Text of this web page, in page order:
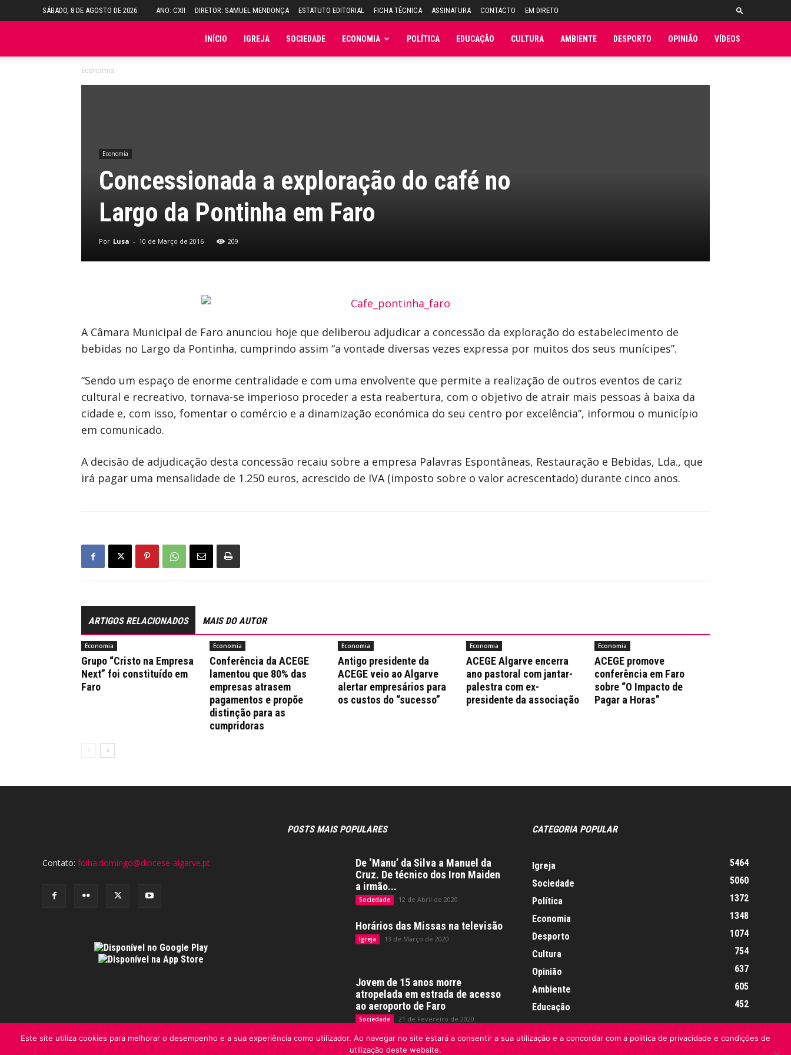
SÁBADO, 8 DE AGOSTO DE 2026 ANO: CXII DIRETOR: SAMUEL MENDONÇA ESTATUTO EDITORIAL FICHA TÉCNICA ASSINATURA CONTACTO EM DIRETO
INÍCIO IGREJA SOCIEDADE ECONOMIA POLÍTICA EDUCAÇÃO CULTURA AMBIENTE DESPORTO OPINIÃO VÍDEOS
Economia
Economia
Concessionada a exploração do café no
Largo da Pontinha em Faro
Por Lusa - 10 de Março de 2016 209
A Câmara Municipal de Faro anunciou hoje que deliberou adjudicar a concessão da exploração do estabelecimento de
bebidas no Largo da Pontinha, cumprindo assim “a vontade diversas vezes expressa por muitos dos seus munícipes”.
“Sendo um espaço de enorme centralidade e com uma envolvente que permite a realização de outros eventos de cariz
cultural e recreativo, tornava-se imperioso proceder a esta reabertura, com o objetivo de atrair mais pessoas à baixa da
cidade e, com isso, fomentar o comércio e a dinamização económica do seu centro por excelência”, informou o município
em comunicado.
A decisão de adjudicação desta concessão recaiu sobre a empresa Palavras Espontâneas, Restauração e Bebidas, Lda., que
irá pagar uma mensalidade de 1.250 euros, acrescido de IVA (imposto sobre o valor acrescentado) durante cinco anos.
ARTIGOS RELACIONADOS MAIS DO AUTOR
Economia
Grupo “Cristo na Empresa
Next” foi constituído em
Faro
Economia
Conferência da ACEGE
lamentou que 80% das
empresas atrasem
pagamentos e propõe
distinção para as
cumpridoras
Economia
Antigo presidente da
ACEGE veio ao Algarve
alertar empresários para
os custos do “sucesso”
Economia
ACEGE Algarve encerra
ano pastoral com jantar-
palestra com ex-
presidente da associação
Economia
ACEGE promove
conferência em Faro
sobre “O Impacto de
Pagar a Horas”
Contato: folha.domingo@diocese-algarve.pt
POSTS MAIS POPULARES
De ‘Manu’ da Silva a Manuel da
Cruz. De técnico dos Iron Maiden
a irmão...
Sociedade 12 de Abril de 2020
Horários das Missas na televisão
Igreja 13 de Março de 2020
Jovem de 15 anos morre
atropelada em estrada de acesso
ao aeroporto de Faro
Sociedade 21 de Fevereiro de 2020
CATEGORIA POPULAR
Igreja
5464
Sociedade
5060
Política
1372
Economia
1348
Desporto
1074
Cultura
754
Opinião
637
Ambiente
605
Educação
452
Este site utiliza cookies para melhorar o desempenho e a sua experiência como utilizador. Ao navegar no site estará a consentir a sua utilização e a concordar com a politica de privacidade e condições de
utilização deste website.